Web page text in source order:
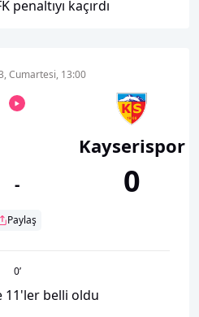
penaltıyı kaçırdı
Cumartesi, 13:00
-
Paylaş
Kayserispor
0
0’
11'ler belli oldu